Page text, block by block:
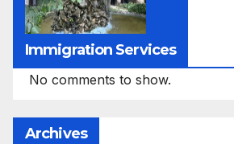
Immigration Services
No comments to show.
Archives